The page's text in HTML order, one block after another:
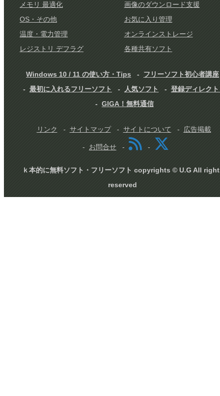
メモリ 最適化
OS・その他
温度・電力管理
レジストリ デフラグ
画像のダウンロード支援
お気に入り管理
オンラインストレージ
各種共有ソフト
Windows 10 / 11 の使い方・Tips
フリーソフト初心者講座
最初に入れるフリーソフト
人気ソフト
登録ディレク
GIGA！無料通信
リンク サイトマップ サイトについて 広告掲載
お問合せ
ｋ本的に無料ソフト・フリーソフト copyrights © U.G All
reserved